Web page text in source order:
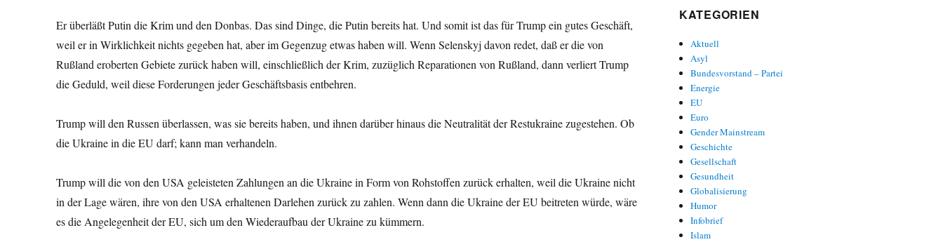
Er überläßt Putin die Krim und den Donbas. Das sind Dinge, die Putin bereits hat. Und somit ist das für Trump ein gutes Geschäft,
weil er in Wirklichkeit nichts gegeben hat, aber im Gegenzug etwas haben will. Wenn Selenskyj davon redet, daß er die von
Rußland eroberten Gebiete zurück haben will, einschließlich der Krim, zuzüglich Reparationen von Rußland, dann verliert Trump
die Geduld, weil diese Forderungen jeder Geschäftsbasis entbehren.
Trump will den Russen überlassen, was sie bereits haben, und ihnen darüber hinaus die Neutralität der Restukraine zugestehen. Ob
die Ukraine in die EU darf; kann man verhandeln.
Trump will die von den USA geleisteten Zahlungen an die Ukraine in Form von Rohstoffen zurück erhalten, weil die Ukraine nicht
in der Lage wären, ihre von den USA erhaltenen Darlehen zurück zu zahlen. Wenn dann die Ukraine der EU beitreten würde, wäre
es die Angelegenheit der EU, sich um den Wiederaufbau der Ukraine zu kümmern.
KATEGORIEN
Aktuell
Asyl
Bundesvorstand – Partei
Energie
EU
Euro
Gender Mainstream
Geschichte
Gesellschaft
Gesundheit
Globalisierung
Humor
Infobrief
Islam